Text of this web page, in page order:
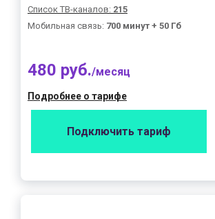
Список ТВ-каналов: 215
Мобильная связь: 700 минут + 50 Гб
480 руб./месяц
Подробнее о тарифе
Подключить тариф